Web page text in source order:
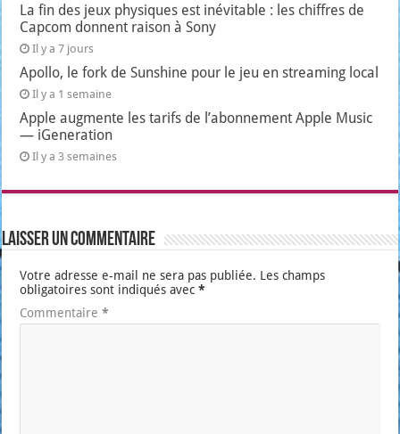
La fin des jeux physiques est inévitable : les chiffres de
Capcom donnent raison à Sony
Il y a 7 jours
Apollo, le fork de Sunshine pour le jeu en streaming local
Il y a 1 semaine
Apple augmente les tarifs de l’abonnement Apple Music
— iGeneration
Il y a 3 semaines
Laisser un commentaire
Votre adresse e-mail ne sera pas publiée. Les champs
obligatoires sont indiqués avec*
Commentaire*